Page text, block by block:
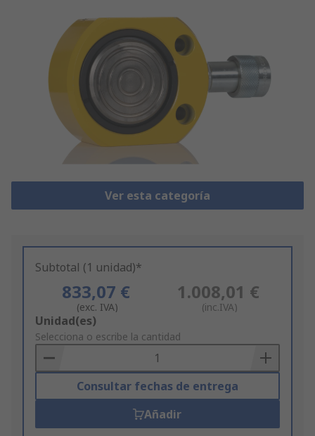
Ver esta categoría
Subtotal (1 unidad)*
833,07 €
(exc. IVA)
1.008,01 €
(inc.IVA)
Add
to
Basket
Unidad(es)
Selecciona o escribe la cantidad
Consultar fechas de entrega
Añadir